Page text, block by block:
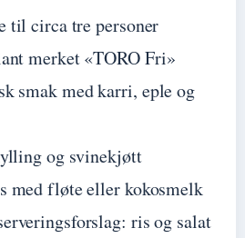
til circa tre personer
merket «TORO Fri»
smak med karri, eple og
og svinekjøtt
med fløte eller kokosmelk
ris og salat